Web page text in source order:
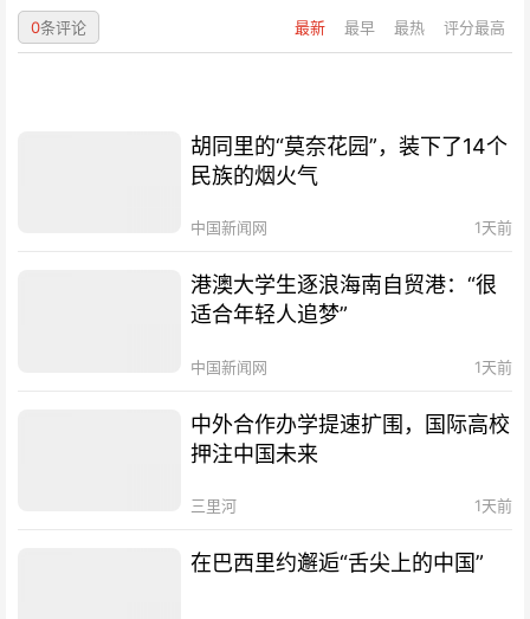
最新 最早 最热 评分最高
0条评论
胡同里的“莫奈花园”，装下了14个
民族的烟火气
中国新闻网 1天前
港澳大学生逐浪海南自贸港：“很
适合年轻人追梦”
中国新闻网 1天前
中外合作办学提速扩围，国际高校
押注中国未来
三里河 1天前
在巴西里约邂逅“舌尖上的中国”